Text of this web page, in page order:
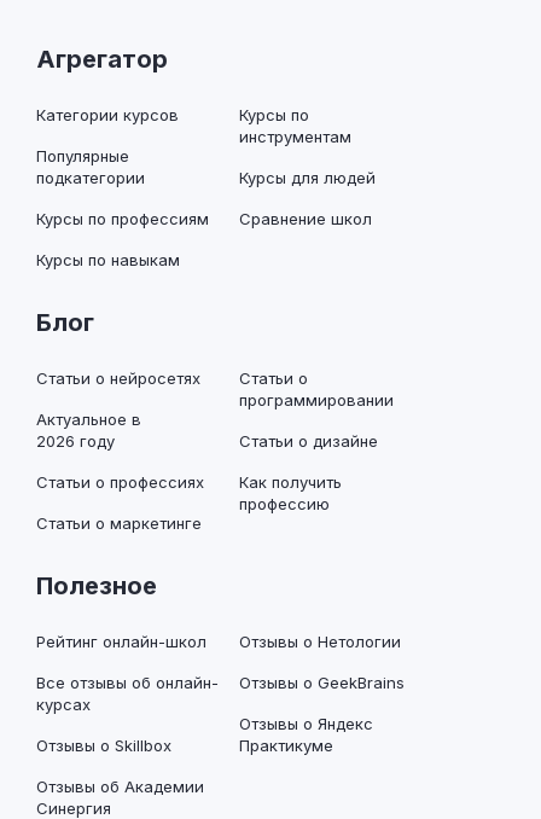
Агрегатор
Категории курсов
Популярные
подкатегории
Курсы по профессиям
Курсы по навыкам
Курсы по
инструментам
Курсы для людей
Сравнение школ
Блог
Статьи о нейросетях
Актуальное в
2026 году
Статьи о профессиях
Статьи о маркетинге
Статьи о
программировании
Статьи о дизайне
Как получить
профессию
Полезное
Рейтинг онлайн-школ
Все отзывы об онлайн-
курсах
Отзывы о Skillbox
Отзывы об Академии
Синергия
Отзывы о Нетологии
Отзывы о GeekBrains
Отзывы о Яндекс
Практикуме